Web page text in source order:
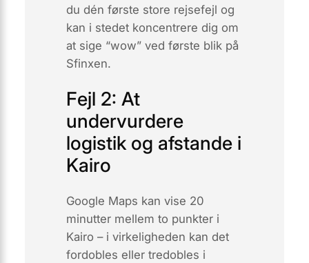
du dén første store rejsefejl og
kan i stedet koncentrere dig om
at sige “wow” ved første blik på
Sfinxen.
Fejl 2: At
undervurdere
logistik og afstande i
Kairo
Google Maps kan vise 20
minutter mellem to punkter i
Kairo – i virkeligheden kan det
fordobles eller tredobles i